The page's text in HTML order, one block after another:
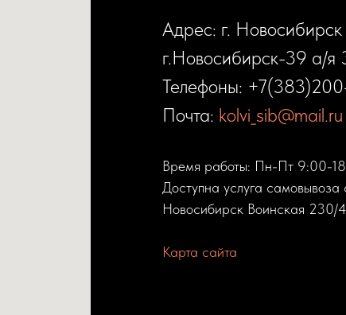
Адрес: г.
г.Новосибирск-39 а/я
Телефоны:
Почта: kolvi_sib@mail.ru
Время работы: Пн-Пт 9:00-
Доступна услуга
Новосибирск Воинская 230/4
Карта сайта